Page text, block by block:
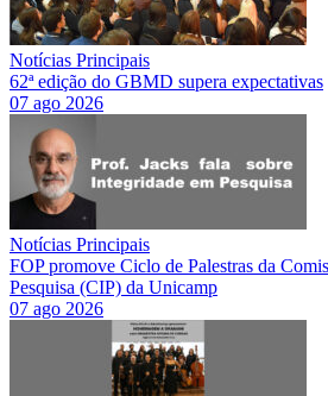
Notícias Principais
62ª edição do GBMD supera expectativas
07 ago 2026
Notícias Principais
FOP promove Ciclo de Palestras da
Pesquisa (CIP) da Unicamp
07 ago 2026